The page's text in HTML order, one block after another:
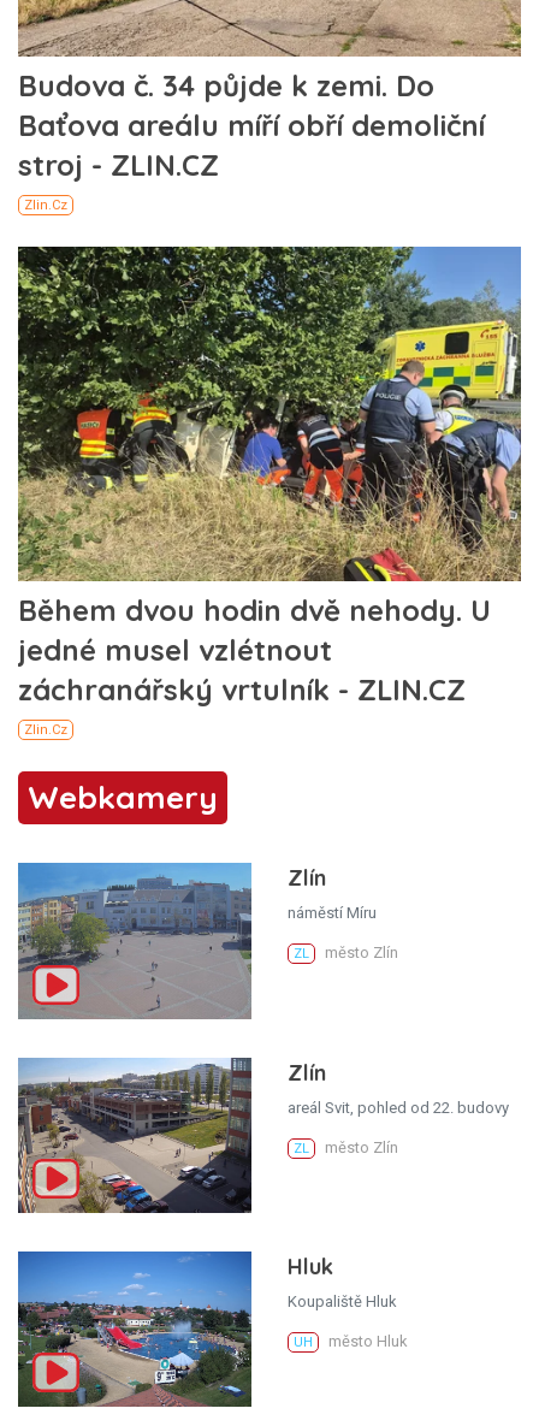
Webkamery
Zlín
náměstí Míru
ZL město Zlín
Zlín
areál Svit, pohled od 22. budovy
ZL město Zlín
Hluk
Koupaliště Hluk
UH město Hluk